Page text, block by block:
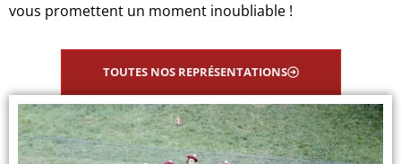
vous promettent un moment inoubliable !
TOUTES NOS REPRÉSENTATIONS